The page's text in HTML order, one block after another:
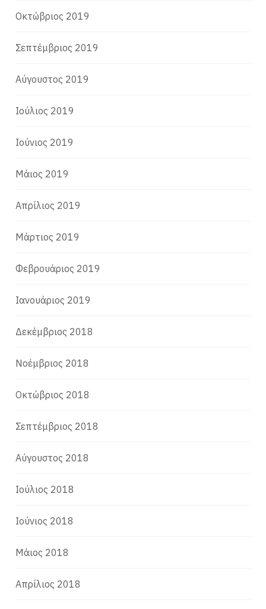
Οκτώβριος 2019
Σεπτέμβριος 2019
Αύγουστος 2019
Ιούλιος 2019
Ιούνιος 2019
Μάιος 2019
Απρίλιος 2019
Μάρτιος 2019
Φεβρουάριος 2019
Ιανουάριος 2019
Δεκέμβριος 2018
Νοέμβριος 2018
Οκτώβριος 2018
Σεπτέμβριος 2018
Αύγουστος 2018
Ιούλιος 2018
Ιούνιος 2018
Μάιος 2018
Απρίλιος 2018